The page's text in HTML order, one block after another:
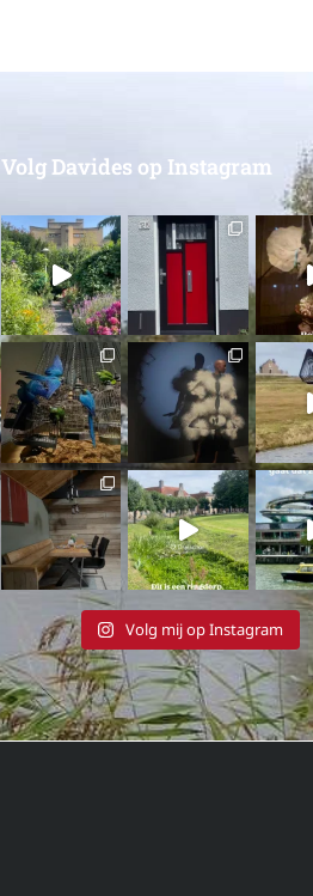
Volg Davides op Instagram
Volg mij op Instagram